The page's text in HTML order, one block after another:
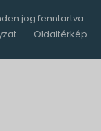
jog fenntartva.
Oldaltérkép